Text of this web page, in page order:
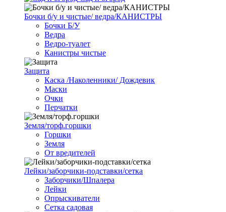
Бочки б/у и чистые/ ведра/КАНИСТРЫ
Бочки Б/У
Ведра
Ведро-туалет
Канистры чистые
Защита
Каска /Наколенники/ Дождевик
Маски
Очки
Перчатки
Земля/торф.горшки
Горшки
Земля
От вредителей
Лейки/заборчики-подставки/сетка
Заборчики/Шпалера
Лейки
Опрыскиватели
Сетка садовая